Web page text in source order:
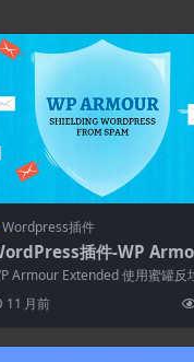
Wordpress插件
插件-WP
1.40–蜜罐反垃圾
Armour Extended 使用蜜罐反
11 月前